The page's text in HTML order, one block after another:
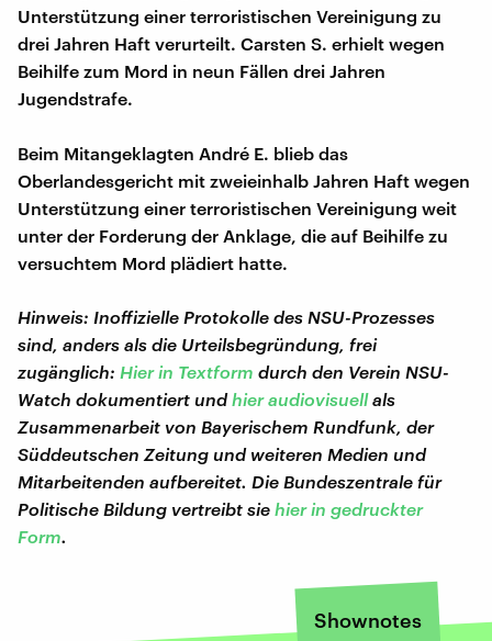
Unterstützung einer terroristischen Vereinigung zu
drei Jahren Haft verurteilt. Carsten S. erhielt wegen
Beihilfe zum Mord in neun Fällen drei Jahren
Jugendstrafe.
Beim Mitangeklagten André E. blieb das
Oberlandesgericht mit zweieinhalb Jahren Haft wegen
Unterstützung einer terroristischen Vereinigung weit
unter der Forderung der Anklage, die auf Beihilfe zu
versuchtem Mord plädiert hatte.
Hinweis: Inoffizielle Protokolle des NSU-Prozesses
sind, anders als die Urteilsbegründung, frei
zugänglich: Hier in Textform durch den Verein NSU-
Watch dokumentiert und hier audiovisuellals
Zusammenarbeit von Bayerischem Rundfunk, der
Süddeutschen Zeitung und weiteren Medien und
Mitarbeitenden aufbereitet. Die Bundeszentrale für
Politische Bildung vertreibt sie hier in gedruckter
Form.
Shownotes